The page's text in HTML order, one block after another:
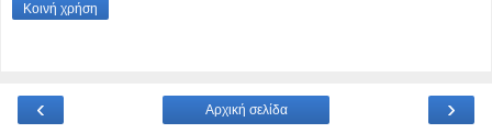
Κοινή χρήση
‹ ›
Αρχική σελίδα